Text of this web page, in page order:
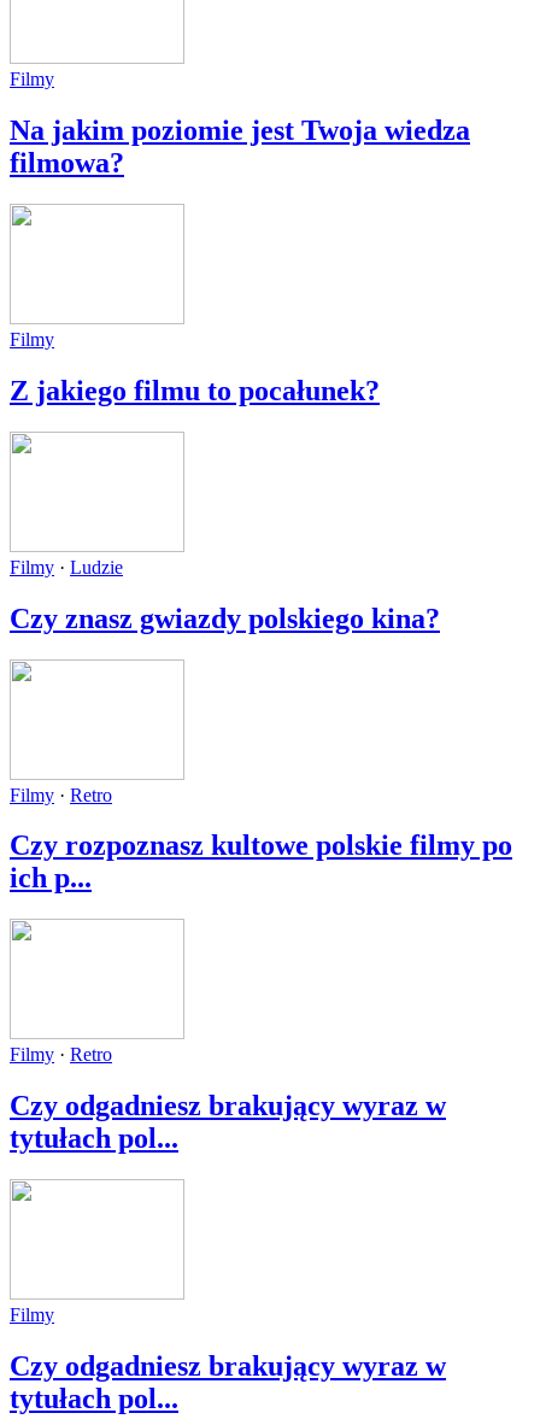
Filmy
Na jakim poziomie jest Twoja wiedza
filmowa?
Filmy
Z jakiego filmu to pocałunek?
Filmy · Ludzie
Czy znasz gwiazdy polskiego kina?
Filmy · Retro
Czy rozpoznasz kultowe polskie filmy po
ich p...
Filmy · Retro
Czy odgadniesz brakujący wyraz w
tytułach pol...
Filmy
Czy odgadniesz brakujący wyraz w
tytułach pol...